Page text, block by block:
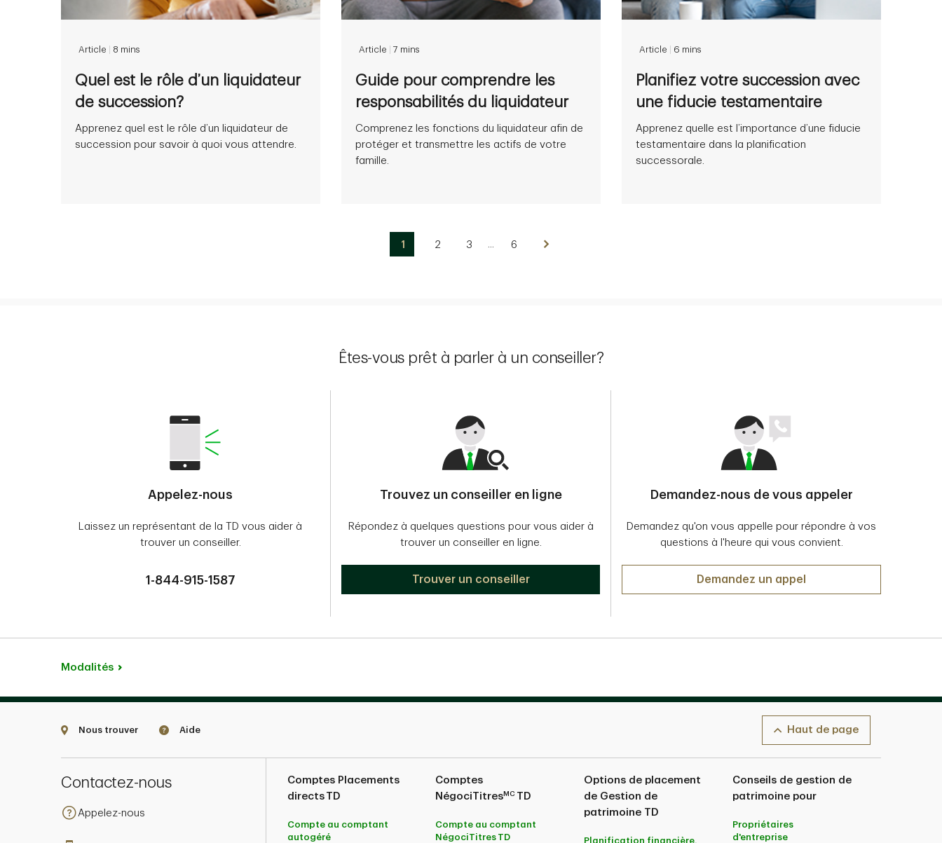
Article 8 mins
Quel est le rôle d’un liquidateur
de succession?
Apprenez quel est le rôle d’un liquidateur de
succession pour savoir à quoi vous attendre.
Article 7 mins
Guide pour comprendre les
responsabilités du liquidateur
Comprenez les fonctions du liquidateur afin de
protéger et transmettre les actifs de votre
famille.
Article 6 mins
Planifiez votre succession avec
une fiducie testamentaire
Apprenez quelle est l’importance d’une fiducie
testamentaire dans la planification
successorale.
1 2 3 ... Voir les pages ignorées
6
Êtes-vous prêt à parler à un conseiller?
Appelez-nous
Laissez un représentant de la TD vous aider à
trouver un conseiller.
1-844-915-1587
Trouvez un conseiller en ligne
Répondez à quelques questions pour vous aider à
trouver un conseiller en ligne.
Trouver un conseiller
Demandez-nous de vous appeler
Demandez qu'on vous appelle pour répondre à vos
questions à l'heure qui vous convient.
Demandez un appel
Modalités
Nous trouver Aide Haut de page
Contactez-nous
Appelez-nous
Comptes Placements
directs TD
Compte au comptant
autogéré
Comptes
NégociTitresMC TD
Compte au comptant
NégociTitres TD
Options de placement
de Gestion de
patrimoine TD
Planification financière,
Conseils de gestion de
patrimoine pour
Propriétaires
d'entreprise